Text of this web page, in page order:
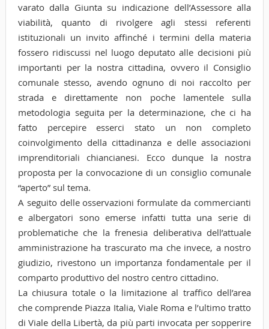
varato dalla Giunta su indicazione dell’Assessore alla
viabilità, quanto di rivolgere agli stessi referenti
istituzionali un invito affinché i termini della materia
fossero ridiscussi nel luogo deputato alle decisioni più
importanti per la nostra cittadina, ovvero il Consiglio
comunale stesso, avendo ognuno di noi raccolto per
strada e direttamente non poche lamentele sulla
metodologia seguita per la determinazione, che ci ha
fatto percepire esserci stato un non completo
coinvolgimento della cittadinanza e delle associazioni
imprenditoriali chiancianesi. Ecco dunque la nostra
proposta per la convocazione di un consiglio comunale
“aperto” sul tema.
A seguito delle osservazioni formulate da commercianti
e albergatori sono emerse infatti tutta una serie di
problematiche che la frenesia deliberativa dell’attuale
amministrazione ha trascurato ma che invece, a nostro
giudizio, rivestono un importanza fondamentale per il
comparto produttivo del nostro centro cittadino.
La chiusura totale o la limitazione al traffico dell’area
che comprende Piazza Italia, Viale Roma e l’ultimo tratto
di Viale della Libertà, da più parti invocata per sopperire